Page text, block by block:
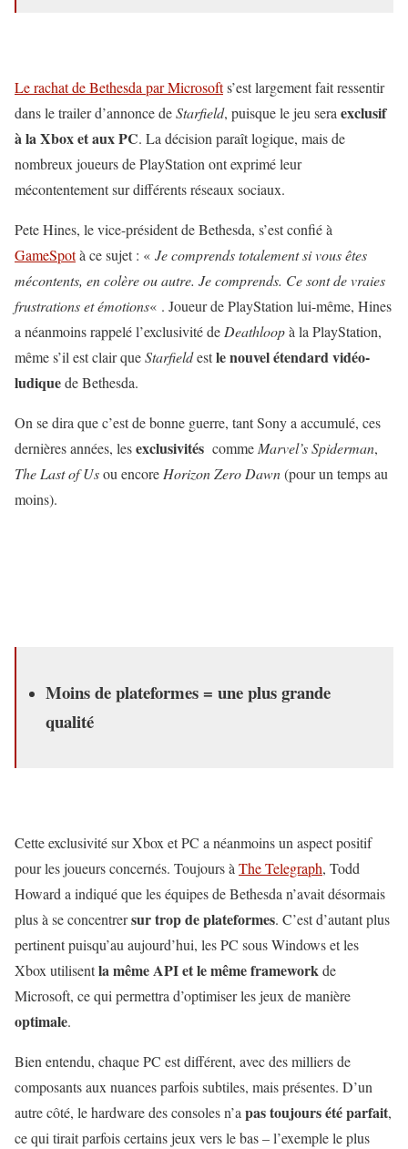
Le rachat de Bethesda par Microsofts’est largement fait ressentir
dans le trailer d’annonce deStarfield, puisque le jeu sera exclusif
à la Xbox et aux PC. La décision paraît logique, mais de
nombreux joueurs de PlayStation ont exprimé leur
mécontentement sur différents réseaux sociaux.
Pete Hines, le vice-président de Bethesda, s’est confié à
GameSpotà ce sujet : « Je comprends totalement si vous êtes
mécontents, en colère ou autre. Je comprends. Ce sont de vraies
frustrations et émotions« . Joueur de PlayStation lui-même, Hines
a néanmoins rappelé l’exclusivité de Deathloopà la PlayStation,
même s’il est clair queStarfieldestle nouvel étendard vidéo-
ludiquede Bethesda.
On se dira que c’est de bonne guerre, tant Sony a accumulé, ces
dernières années, lesexclusivités comme Marvel’s Spiderman,
The Last of Usou encore Horizon Zero Dawn(pour un temps au
moins).
Moins de plateformes = une plus grande
qualité
Cette exclusivité sur Xbox et PC a néanmoins un aspect positif
pour les joueurs concernés. Toujours à The Telegraph, Todd
Howard a indiqué que les équipes de Bethesda n’avait désormais
plus à se concentrersur trop de plateformes. C’est d’autant plus
pertinent puisqu’au aujourd’hui, les PC sous Windows et les
Xbox utilisentla même API et le même frameworkde
Microsoft, ce qui permettra d’optimiser les jeux de manière
optimale.
Bien entendu, chaque PC est différent, avec des milliers de
composants aux nuances parfois subtiles, mais présentes. D’un
autre côté, le hardware des consoles n’a pas toujours été parfait,
ce qui tirait parfois certains jeux vers le bas – l’exemple le plus